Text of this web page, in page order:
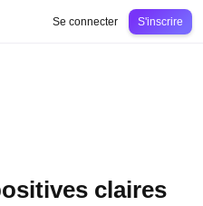
Éducation
Se connecter S'inscrire
claires